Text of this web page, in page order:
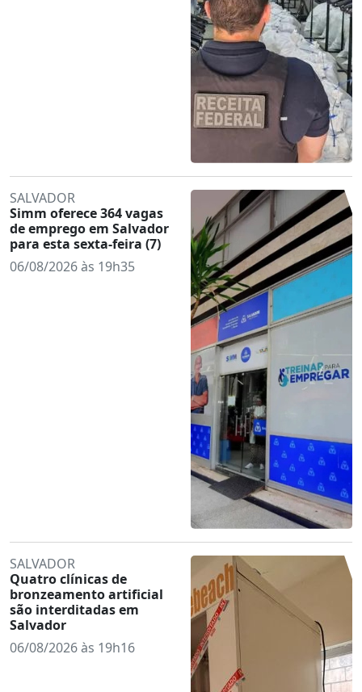
SALVADOR
Simm oferece 364 vagas
de emprego em Salvador
para esta sexta-feira (7)
06/08/2026 às 19h35
SALVADOR
Quatro clínicas de
bronzeamento artificial
são interditadas em
Salvador
06/08/2026 às 19h16